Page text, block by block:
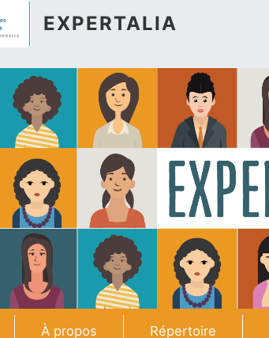
EXPERTALIA
À propos Répertoire